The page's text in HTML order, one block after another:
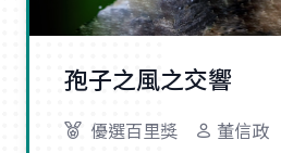
孢子之風之交響
優選百里獎 董信政